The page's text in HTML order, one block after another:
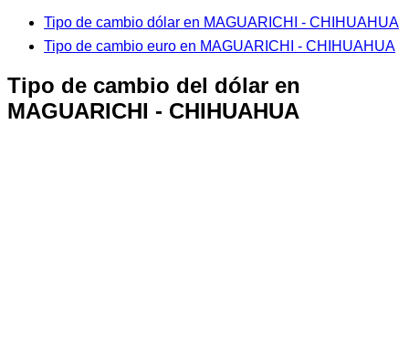
Tipo de cambio dólar en MAGUARICHI - CHIHUAHUA
Tipo de cambio euro en MAGUARICHI - CHIHUAHUA
Tipo de cambio del dólar en
MAGUARICHI - CHIHUAHUA